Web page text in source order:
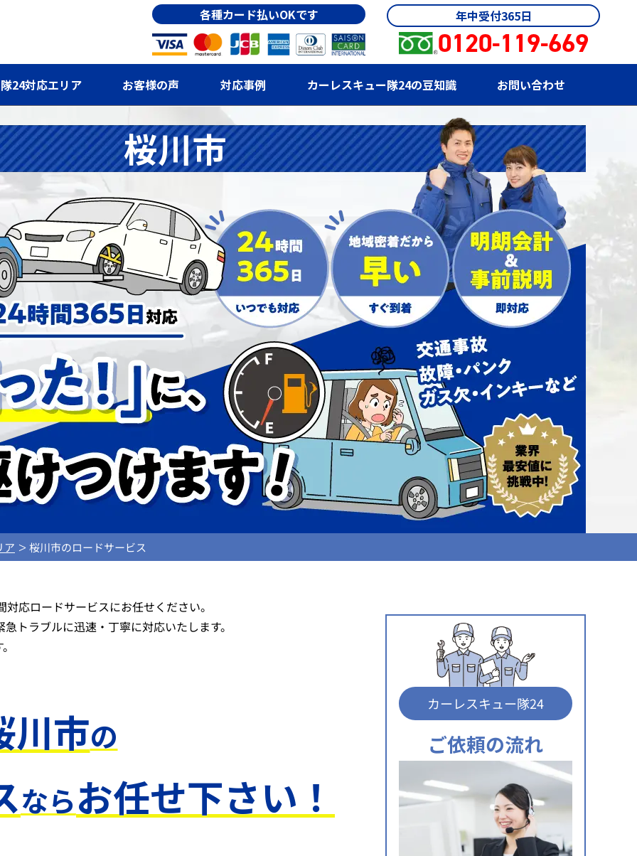
各種カード払いOKです 年中受付365日
0120-119-669
24対応エリア お客様の声 対応事例 カーレスキュー隊24の豆知識 お問い合わせ
桜川市
ア 桜川市のロードサービス
応ロードサービスにお任せください。
トラブルに迅速・丁寧に対応いたします。
川市の
ならお任せ下さい！
カーレスキュー隊24
ご依頼の流れ